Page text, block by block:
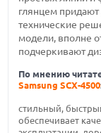
глянцем придают
технические
модели, вполне
подчеркивают
По мнению
Samsung SCX-4500
стильный,
обеспечивает